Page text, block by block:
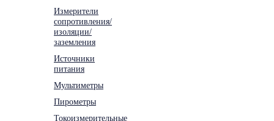
Измерители
сопротивления/
изоляции/
заземления
Источники
питания
Мультиметры
Пирометры
Токоизмерительные